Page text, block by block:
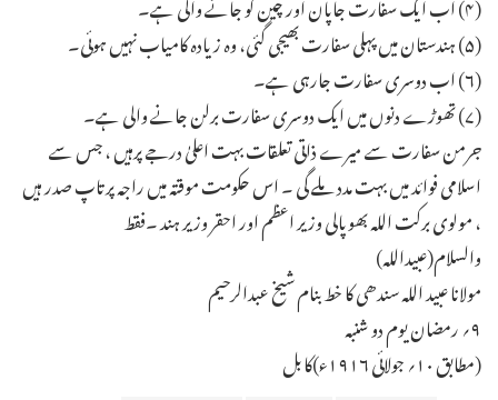
(۵) ہندستان میں پہلی سفارت بھیجی گئی، وہ زیادہ کامیاب نہیں ہوئی۔
(۶) اب دوسری سفارت جارہی ہے۔
(۷) تھوڑے دنوں میں ایک دوسری سفارت برلن جانے والی ہے۔
جرمن سفارت سے میرے ذاتی تعلقات بہت اعلیٰ درجے پرہیں ، جس سے
اسلامی فوائد میں بہت مدد ملے گی ۔ اس حکومت موقتہ میں راجہ پرتاپ صدر ہیں
، مولوی برکت اللہ بھوپالی وزیر اعظم اور احقر وزیر ہند ۔فقط
والسلام(عبیداللہ)
مولانا عبید اللہ سندھی کا خط بنام شیخ عبدالرحیم
۹؍ رمضان یوم دو شنبہ
(مطابق ۱۰؍ جولائی ۱۹۱۶ء)کابل